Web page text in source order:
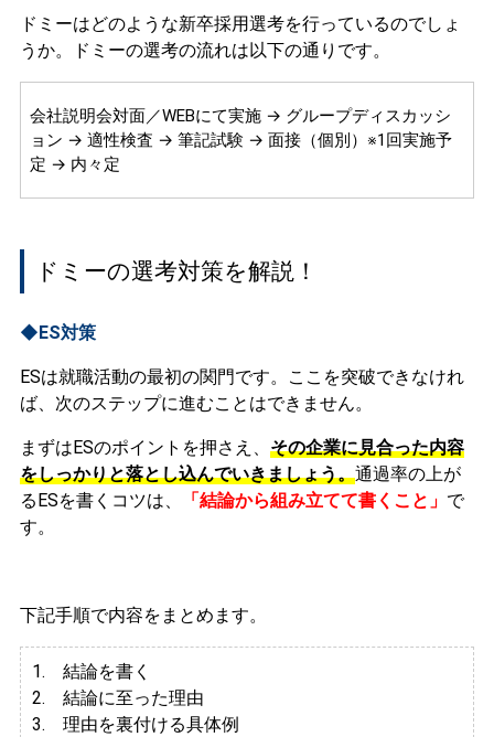
ドミーはどのような新卒採用選考を行っているのでしょ
うか。ドミーの選考の流れは以下の通りです。
会社説明会対面／WEBにて実施 → グループディスカッシ
ョン → 適性検査 → 筆記試験 → 面接（個別）※1回実施予
定 → 内々定
ドミーの選考対策を解説！
◆ES対策
ESは就職活動の最初の関門です。ここを突破できなけれ
ば、次のステップに進むことはできません。
まずはESのポイントを押さえ、 その企業に見合った内容
をしっかりと落とし込んでいきましょう。通過率の上が
るESを書くコツは、
「結論から組み立てて書くこと」 で
す。
下記手順で内容をまとめます。
1. 結論を書く
2. 結論に至った理由
3. 理由を裏付ける具体例